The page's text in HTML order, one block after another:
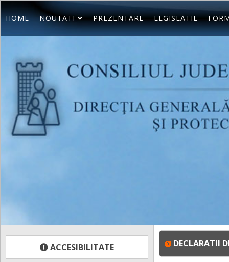
HOME NOUTATI PREZENTARE LEGISLATIE
ACCESIBILITATE DECLARATII